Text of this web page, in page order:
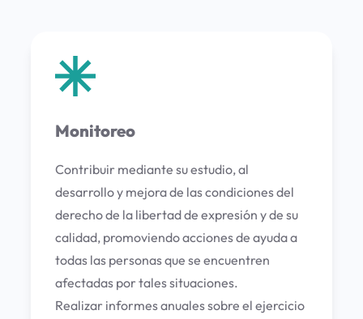
Monitoreo
Contribuir mediante su estudio, al
desarrollo y mejora de las condiciones del
derecho de la libertad de expresión y de su
calidad, promoviendo acciones de ayuda a
todas las personas que se encuentren
afectadas por tales situaciones.
Realizar informes anuales sobre el ejercicio